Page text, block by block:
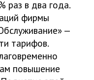
раз в два года.
фирмы
—
тарифов.
повышение